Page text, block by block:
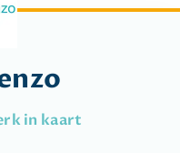
in kaart